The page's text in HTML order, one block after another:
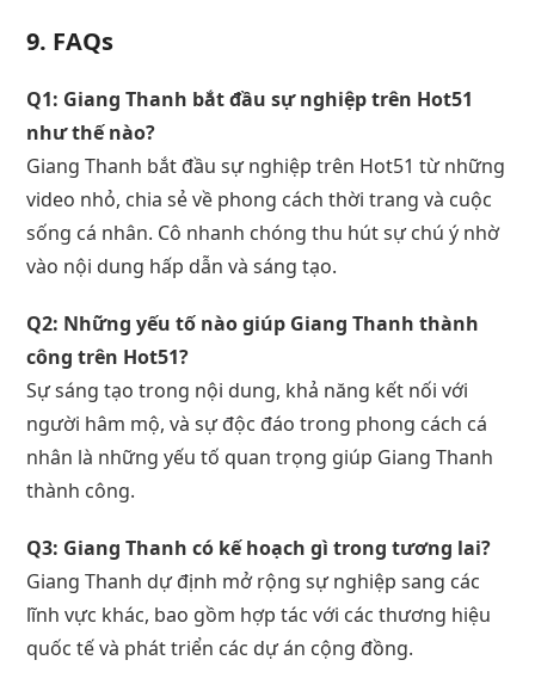
9. FAQs
Q1: Giang Thanh bắt đầu sự nghiệp trên Hot51
như thế nào?
Giang Thanh bắt đầu sự nghiệp trên Hot51 từ những
video nhỏ, chia sẻ về phong cách thời trang và cuộc
sống cá nhân. Cô nhanh chóng thu hút sự chú ý nhờ
vào nội dung hấp dẫn và sáng tạo.
Q2: Những yếu tố nào giúp Giang Thanh thành
công trên Hot51?
Sự sáng tạo trong nội dung, khả năng kết nối với
người hâm mộ, và sự độc đáo trong phong cách cá
nhân là những yếu tố quan trọng giúp Giang Thanh
thành công.
Q3: Giang Thanh có kế hoạch gì trong tương lai?
Giang Thanh dự định mở rộng sự nghiệp sang các
lĩnh vực khác, bao gồm hợp tác với các thương hiệu
quốc tế và phát triển các dự án cộng đồng.